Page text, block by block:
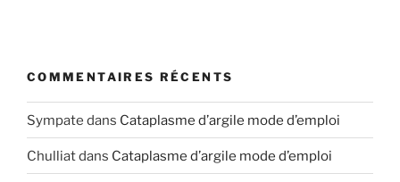
COMMENTAIRES RÉCENTS
Sympate dans Cataplasme d’argile mode d’emploi
Chulliatdans Cataplasme d’argile mode d’emploi